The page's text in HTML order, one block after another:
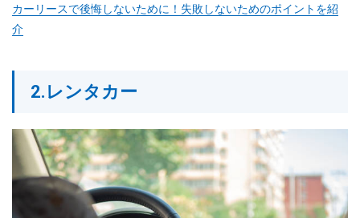
カーリースで後悔しないために！失敗しないためのポイントを紹
介
2.レンタカー